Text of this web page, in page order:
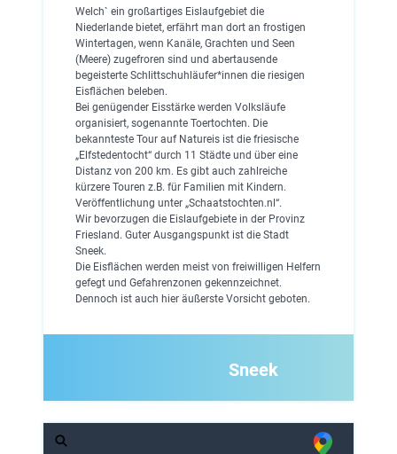
Welch` ein großartiges Eislaufgebiet die
Niederlande bietet, erfährt man dort an frostigen
Wintertagen, wenn Kanäle, Grachten und Seen
(Meere) zugefroren sind und abertausende
begeisterte Schlittschuhläufer*innen die riesigen
Eisflächen beleben.
Bei genügender Eisstärke werden Volksläufe
organisiert, sogenannte Toertochten. Die
bekannteste Tour auf Natureis ist die friesische
„Elfstedentocht“ durch 11 Städte und über eine
Distanz von 200 km. Es gibt auch zahlreiche
kürzere Touren z.B. für Familien mit Kindern.
Veröffentlichung unter „Schaatstochten.nl“.
Wir bevorzugen die Eislaufgebiete in der Provinz
Friesland. Guter Ausgangspunkt ist die Stadt
Sneek.
Die Eisflächen werden meist von freiwilligen Helfern
gefegt und Gefahrenzonen gekennzeichnet.
Dennoch ist auch hier äußerste Vorsicht geboten.
Sneek